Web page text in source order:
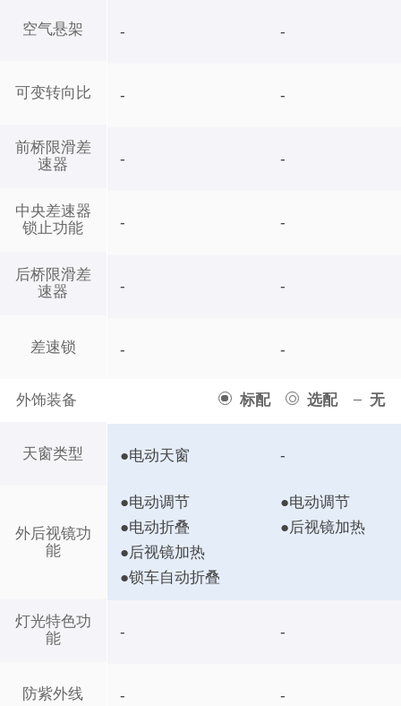
空气悬架
可变转向比
前桥限滑差
速器
中央差速器
锁止功能
后桥限滑差
速器
差速锁
外饰装备 标配 选配 无
天窗类型
外后视镜功
能
灯光特色功
能
防紫外线
- -
- -
- -
- -
- -
- -
●电动天窗 -
●电动调节
●电动折叠
●后视镜加热
●锁车自动折叠
●电动调节
●后视镜加热
- -
- -